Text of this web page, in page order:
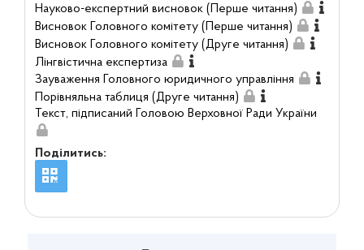
Науково-експертний висновок (Перше читання)
Висновок Головного комітету (Перше читання)
Висновок Головного комітету (Друге читання)
Лінгвістична експертиза
Зауваження Головного юридичного управління
Порівняльна таблиця (Друге читання)
Текст, підписаний Головою Верховної Ради України
Поділитись: